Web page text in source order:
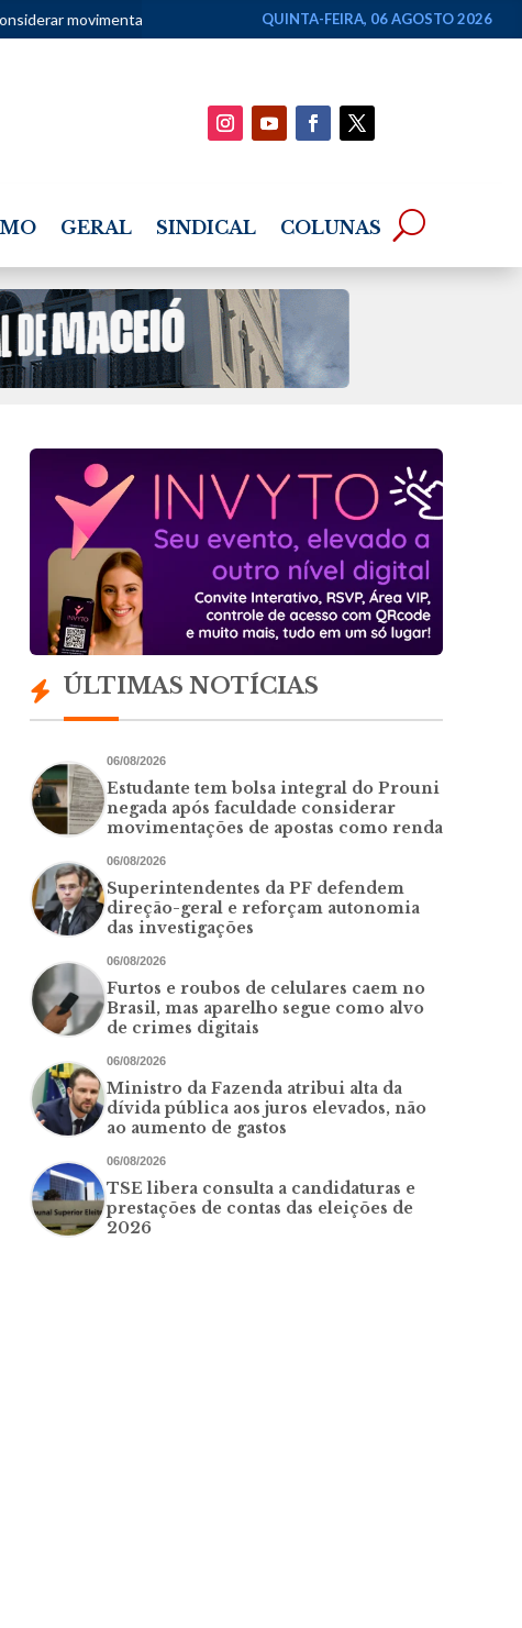
apostas como renda Superintendentes da PF defendem
QUINTA-FEIRA, 06 AGOSTO 2026
GERAL SINDICAL COLUNAS
ÚLTIMAS NOTÍCIAS
06/08/2026
Estudante tem bolsa integral do Prouni
negada após faculdade considerar
movimentações de apostas como renda
06/08/2026
Superintendentes da PF defendem
direção-geral e reforçam autonomia
das investigações
06/08/2026
Furtos e roubos de celulares caem no
Brasil, mas aparelho segue como alvo
de crimes digitais
06/08/2026
Ministro da Fazenda atribui alta da
dívida pública aos juros elevados, não
ao aumento de gastos
06/08/2026
TSE libera consulta a candidaturas e
prestações de contas das eleições de
2026